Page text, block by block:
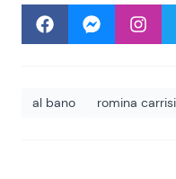
al bano romina carrisi